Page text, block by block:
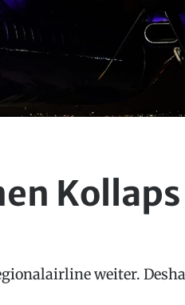
Kollaps
weiter.